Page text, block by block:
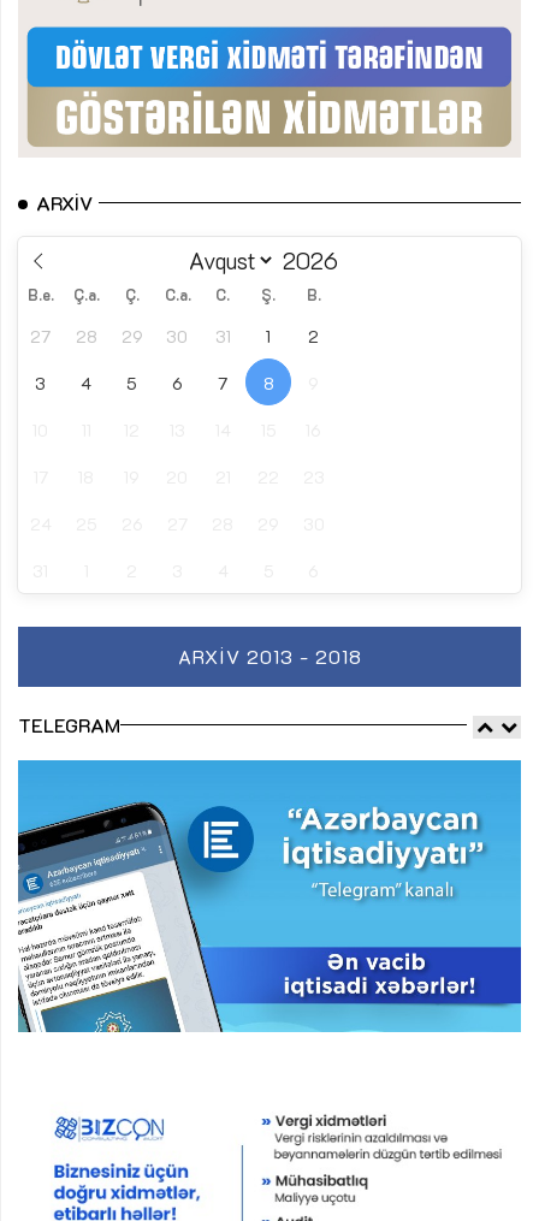
ARXIV
B.e. Ç.a. Ç. C.a. C. Ş. B.
27 28 29 30 31 1 2
3 4 5 6 7 8
ARXIV 2013 - 2018
TELEGRAM